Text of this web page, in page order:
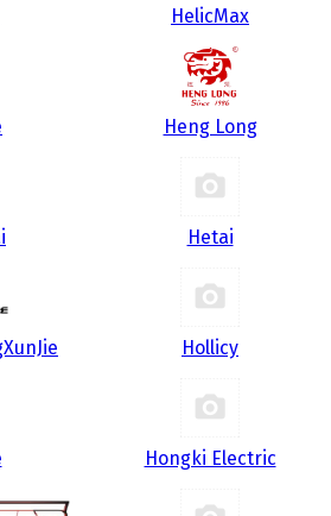
HelicMax
Heng Long
Hetai
Hollicy
Hongki Electric